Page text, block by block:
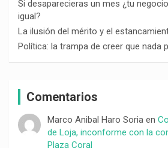
Si desaparecieras un mes ¿tu
igual?
La ilusión del mérito y el
Política: la trampa de creer que nada
Comentarios
Marco Anibal Haro Soriaen
de Loja, inconforme con la
Plaza Coral